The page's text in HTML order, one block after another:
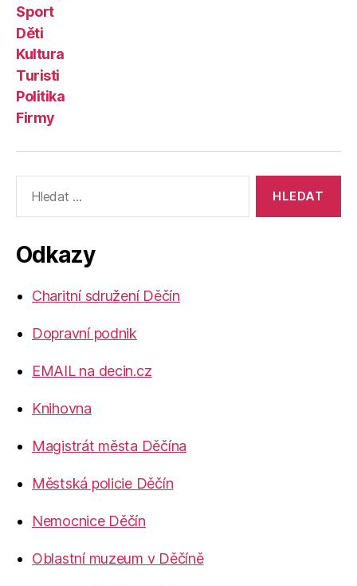
Sport
Děti
Kultura
Turisti
Politika
Firmy
vyhledávání:
Odkazy
Charitní sdružení Děčín
Dopravní podnik
EMAIL na decin.cz
Knihovna
Magistrát města Děčína
Městská policie Děčín
Nemocnice Děčín
Oblastní muzeum v Děčíně